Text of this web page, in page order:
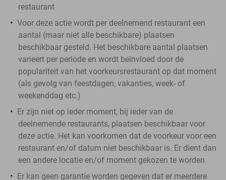
restaurant
Voor deze actie wordt per deelnemend restaurant een
aantal (maar niet alle beschikbare) plaatsen
beschikbaar gesteld. Het beschikbare aantal plaatsen
varieert per periode en wordt beïnvloed door de
populariteit van het voorkeursrestaurant op dat moment
(als gevolg van feestdagen, vakanties, week- of
weekenddag etc.)
Er zijn niet op ieder moment, bij ieder van de
deelnemende restaurants, plaatsen beschikbaar voor
deze actie. Het kan voorkomen dat de voorkeur voor een
restaurant en/of datum niet beschikbaar is. Er dient dan
een andere locatie en/of moment gekozen te worden
Er kan geen garantie worden gegeven dat er meerdere